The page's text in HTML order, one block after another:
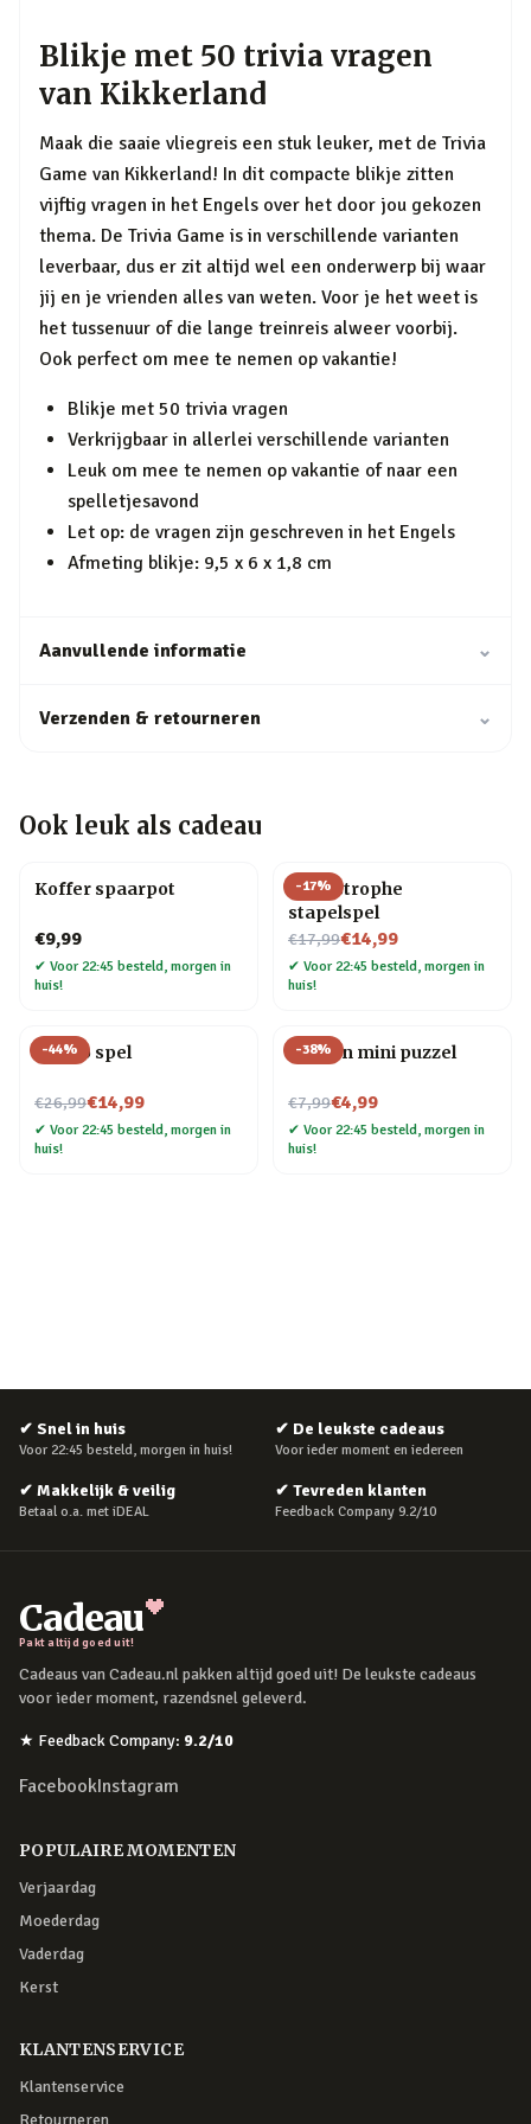
Blikje met 50 trivia vragen
van Kikkerland
Maak die saaie vliegreis een stuk leuker, met de Trivia
Game van Kikkerland! In dit compacte blikje zitten
vijftig vragen in het Engels over het door jou gekozen
thema. De Trivia Game is in verschillende varianten
leverbaar, dus er zit altijd wel een onderwerp bij waar
jij en je vrienden alles van weten. Voor je het weet is
het tussenuur of die lange treinreis alweer voorbij.
Ook perfect om mee te nemen op vakantie!
Blikje met 50 trivia vragen
Verkrijgbaar in allerlei verschillende varianten
Leuk om mee te nemen op vakantie of naar een
spelletjesavond
Let op: de vragen zijn geschreven in het Engels
Afmeting blikje: 9,5 x 6 x 1,8 cm
Aanvullende informatie ⌄
Verzenden & retourneren ⌄
Ook leuk als cadeau
Koffer spaarpot
€9,99
✔ Voor 22:45 besteld, morgen in
huis!
-17%
Cat-astrophe
stapelspel
€17,99
Nu voor€14,99
✔ Voor 22:45 besteld, morgen in
huis!
-44%
Blingo spel
€26,99
Nu voor€14,99
✔ Voor 22:45 besteld, morgen in
huis!
-38%
Houten mini puzzel
€7,99
Nu voor€4,99
✔ Voor 22:45 besteld, morgen in
huis!
✔ Snel in huis
Voor 22:45 besteld, morgen in huis!
✔ De leukste cadeaus
Voor ieder moment en iedereen
✔ Makkelijk & veilig
Betaal o.a. met iDEAL
✔ Tevreden klanten
Feedback Company 9.2/10
Cadeau
Pakt altijd goed uit!
Cadeaus van Cadeau.nl pakken altijd goed uit! De leukste cadeaus
voor ieder moment, razendsnel geleverd.
★ Feedback Company: 9.2/10
FacebookInstagram
POPULAIRE MOMENTEN
Verjaardag
Moederdag
Vaderdag
Kerst
KLANTENSERVICE
Klantenservice